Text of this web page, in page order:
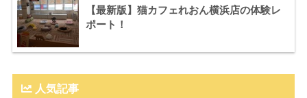
【最新版】猫カフェれおん横浜店の体験レ
ポート！
人気記事